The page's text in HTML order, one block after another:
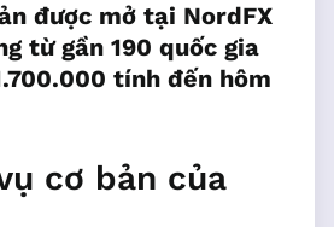
được mở tại NordFX
từ gần 190 quốc gia
tính đến hôm
cơ bản của